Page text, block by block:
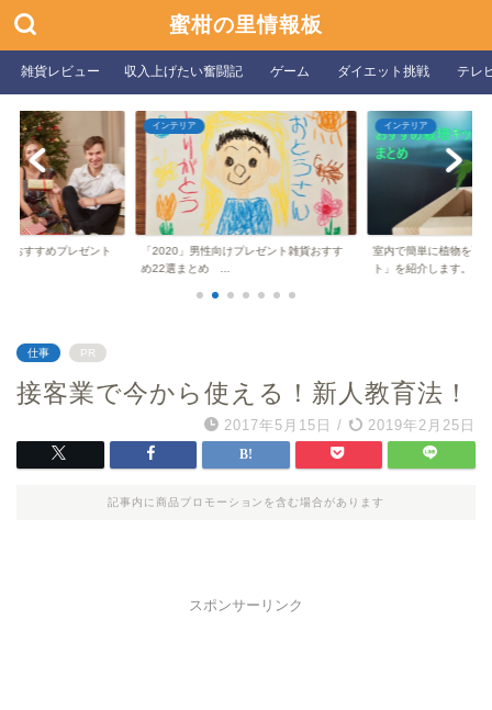
蜜柑の里情報板
雑貨レビュー 収入上げたい奮闘記 ゲーム ダイエット挑戦 テレ
おすすめプレゼント
インテリア
「2020」男性向けプレゼント雑貨おすす
め22選まとめ ...
インテリア
室内で簡単に植物を育
ト」を紹介します。...
仕事 PR
接客業で今から使える！新人教育法！
2017年5月15日 / 2019年2月25日
記事内に商品プロモーションを含む場合があります
スポンサーリンク